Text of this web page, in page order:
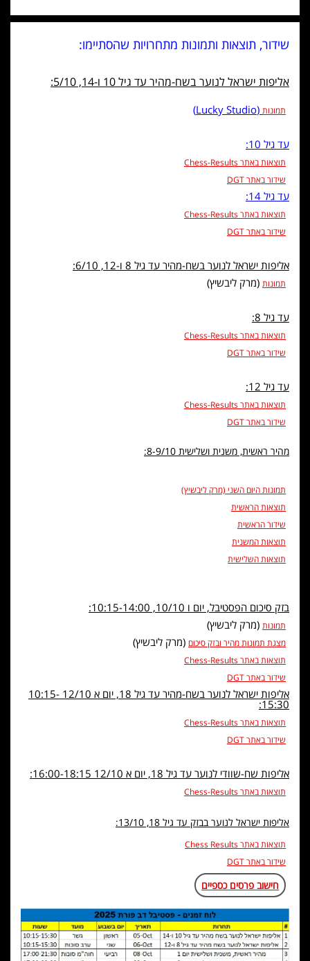
שידור, תוצאות ותמונות מתחרויות שהסתיימו:
אליפות ישראל לנוער בשח-מהיר עד גיל 10 ו-14, 5/10:
תמונות (Lucky Studio)
עד גיל 10:
תוצאות באתר Chess-Results
שידור באתר DGT
עד גיל 14:
תוצאות באתר Chess-Results
שידור באתר DGT
אליפות ישראל לנוער בשח-מהיר עד גיל 8 ו-12, 6/10:
תמונות (מרק ליבשיץ)
עד גיל 8:
תוצאות באתר Chess-Results
שידור באתר DGT
עד גיל 12:
תוצאות באתר Chess-Results
שידור באתר DGT
מהיר ראשית, משנית ושלישית 8-9/10:
תמונות היום השני (מרק ליבשיץ)
תוצאות הראשית
שידור הראשית
תוצאות המשנית
תוצאות השלישית
בזק סיכום הפסטיבל, יום ו 10/10, 10:15-14:00:
תמונות (מרק ליבשיץ)
מצגת תמונות מהיר ובזק סיכום (מרק ליבשיץ)
תוצאות באתר Chess-Results
שידור באתר DGT
אליפות ישראל לנוער בשח-מהיר עד גיל 18, יום א 12/10 10:15-
15:30:
תוצאות באתר Chess-Results
שידור באתר DGT
אליפות שח-שוודי לנוער עד גיל 18, יום א 12/10 16:00-18:15:
תוצאות באתר Chess-Results
אליפות ישראל לנוער בבזק עד גיל 18, 13/10:
תוצאות באתר Chess Results
שידור באתר DGT
חישוב פרסים כספיים